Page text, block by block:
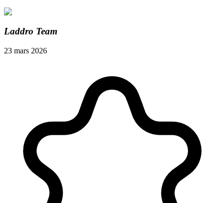
Laddro Team
23 mars 2026